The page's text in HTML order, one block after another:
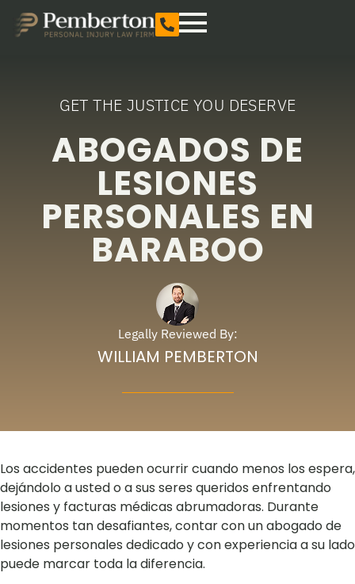
GET THE JUSTICE YOU DESERVE
ABOGADOS DE
LESIONES
PERSONALES EN
BARABOO
Legally Reviewed By:
WILLIAM PEMBERTON
Los accidentes pueden ocurrir cuando menos los espera,
dejándolo a usted o a sus seres queridos enfrentando
lesiones y facturas médicas abrumadoras. Durante
momentos tan desafiantes, contar con un abogado de
lesiones personales dedicado y con experiencia a su lado
puede marcar toda la diferencia.